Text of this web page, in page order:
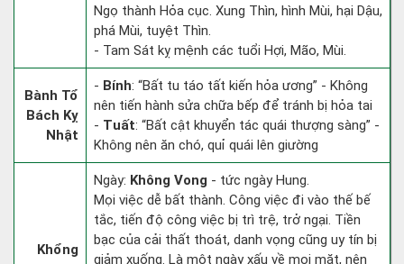
Ngọ thành Hỏa cục. Xung Thìn, hình Mùi, hại Dậu,
phá Mùi, tuyệt Thìn.
- Tam Sát kỵ mệnh các tuổi Hợi, Mão, Mùi.
Bành Tổ
Bách Kỵ
Nhật
- Bính: “Bất tu táo tất kiến hỏa ương” - Không
nên tiến hành sửa chữa bếp để tránh bị hỏa tai
- Tuất: “Bất cật khuyển tác quái thượng sàng” -
Không nên ăn chó, quỉ quái lên giường
Khổng
Ngày: Không Vong - tức ngày Hung.
Mọi việc dễ bất thành. Công việc đi vào thế bế
tắc, tiến độ công việc bị trì trệ, trở ngại. Tiền
bạc của cải thất thoát, danh vọng cũng uy tín bị
giảm xuống. Là một ngày xấu về mọi mặt, nên